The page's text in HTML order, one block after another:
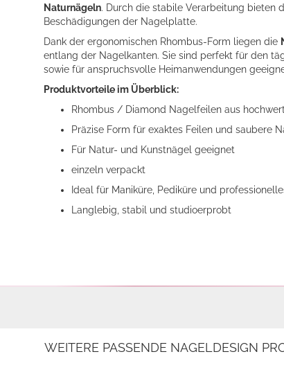
Naturnägeln. Durch die stabile Verarbeitung bieten
Beschädigungen der Nagelplatte.
Dank der ergonomischen Rhombus-Form liegen die
entlang der Nagelkanten. Sie sind perfekt für den
sowie für anspruchsvolle Heimanwendungen
Produktvorteile im Überblick:
Rhombus / Diamond Nagelfeilen aus
Präzise Form für exaktes Feilen und saubere
Für Natur- und Kunstnägel geeignet
einzeln verpackt
Ideal für Maniküre, Pediküre und
Langlebig, stabil und studioerprobt
WEITERE PASSENDE NAGELDESIGN